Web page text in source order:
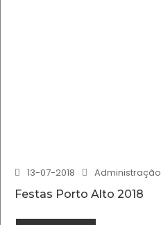
13-07-2018
Administração
Festas Porto Alto 2018